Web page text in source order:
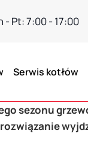
- Pt: 7:00 - 17:00
Serwis kotłów
sezonu